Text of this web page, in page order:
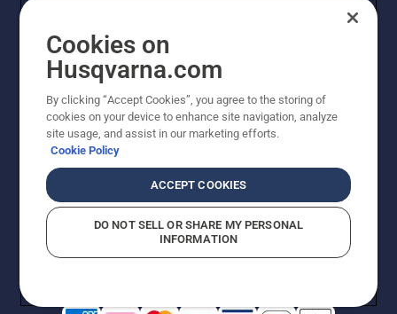
© Husqvarna AB (publ). All rights reserved. Priserna
som visas är rekommenderade cirkapriser. Alla angivna
priser är rekommenderade försäljningspriser (inkl.
moms) om inte produkten är tillgänglig för direkt köp.
CookiepolicyAnvändningsvillkor Sekretessmeddelande
Företagsinformation
Cookies on
Husqvarna.com
By clicking “Accept Cookies”, you agree to the storing of
cookies on your device to enhance site navigation, analyze
site usage, and assist in our marketing efforts.
Cookie Policy
ACCEPT COOKIES
DO NOT SELL OR SHARE MY PERSONAL
INFORMATION